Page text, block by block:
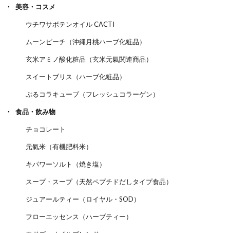
美容・コスメ
ウチワサボテンオイル CACTI
ムーンピーチ（沖縄月桃ハーブ化粧品）
玄米アミノ酸化粧品（玄米元氣関連商品）
スイートブリス（ハーブ化粧品）
ぷるコラキューブ（フレッシュコラーゲン）
食品・飲み物
チョコレート
元氣米（有機肥料米）
キパワーソルト（焼き塩）
スープ・スープ（天然ペプチドだしタイプ食品）
ジュアールティー（ロイヤル・SOD）
フローエッセンス（ハーブティー）